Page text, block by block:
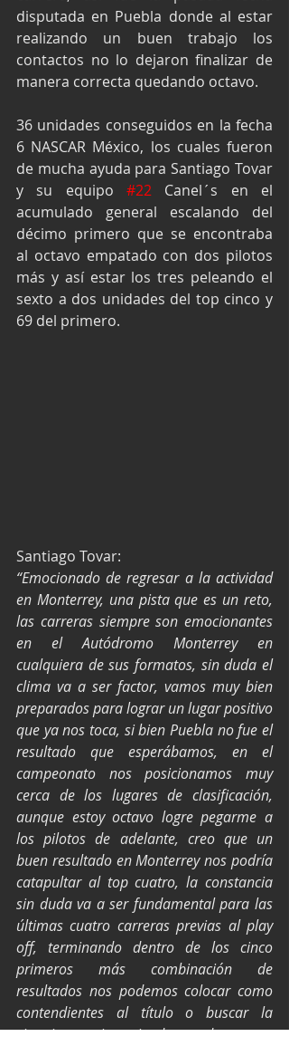
disputada en Puebla donde al estar
realizando un buen trabajo los
contactos no lo dejaron finalizar de
manera correcta quedando octavo.
36 unidades conseguidos en la fecha
6 NASCAR México, los cuales fueron
de mucha ayuda para Santiago Tovar
y su equipo #22 Canel´s en el
acumulado general escalando del
décimo primero que se encontraba
al octavo empatado con dos pilotos
más y así estar los tres peleando el
sexto a dos unidades del top cinco y
69 del primero.
Santiago Tovar:
“Emocionado de regresar a la actividad
en Monterrey, una pista que es un reto,
las carreras siempre son emocionantes
en el Autódromo Monterrey en
cualquiera de sus formatos, sin duda el
clima va a ser factor, vamos muy bien
preparados para lograr un lugar positivo
que ya nos toca, si bien Puebla no fue el
resultado que esperábamos, en el
campeonato nos posicionamos muy
cerca de los lugares de clasificación,
aunque estoy octavo logre pegarme a
los pilotos de adelante, creo que un
buen resultado en Monterrey nos podría
catapultar al top cuatro, la constancia
sin duda va a ser fundamental para las
últimas cuatro carreras previas al play
off, terminando dentro de los cinco
primeros más combinación de
resultados nos podemos colocar como
contendientes al título o buscar la
victoria que sigue siendo uno de nuestro